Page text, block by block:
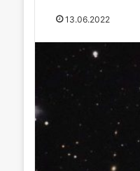
13.06.2022